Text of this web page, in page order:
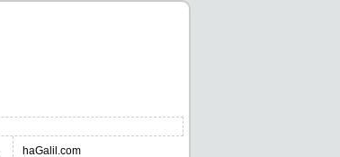
haGalil.com